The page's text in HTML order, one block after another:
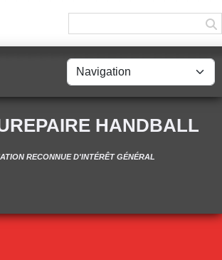
HANDBALL
RECONNUE D'INTÉRÊT GÉNÉRAL
des cookies